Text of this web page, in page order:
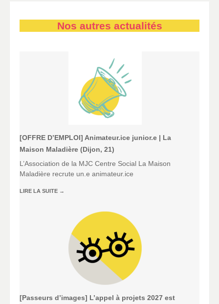
Nos autres actualités
[OFFRE D’EMPLOI] Animateur.ice junior.e | La
Maison Maladière (Dijon, 21)
L’Association de la MJC Centre Social La Maison
Maladière recrute un.e animateur.ice
LIRE LA SUITE →
[Passeurs d’images] L’appel à projets 2027 est